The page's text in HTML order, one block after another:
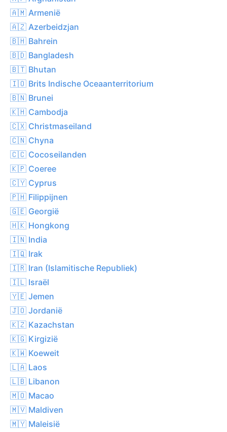
🇦🇲 Armenië
🇦🇿 Azerbeidzjan
🇧🇭 Bahrein
🇧🇩 Bangladesh
🇧🇹 Bhutan
🇮🇴 Brits Indische Oceaanterritorium
🇧🇳 Brunei
🇰🇭 Cambodja
🇨🇽 Christmaseiland
🇨🇳 Chyna
🇨🇨 Cocoseilanden
🇰🇵 Coeree
🇨🇾 Cyprus
🇵🇭 Filippijnen
🇬🇪 Georgië
🇭🇰 Hongkong
🇮🇳 India
🇮🇶 Irak
🇮🇷 Iran (Islamitische Republiek)
🇮🇱 Israël
🇾🇪 Jemen
🇯🇴 Jordanië
🇰🇿 Kazachstan
🇰🇬 Kirgizië
🇰🇼 Koeweit
🇱🇦 Laos
🇱🇧 Libanon
🇲🇴 Macao
🇲🇻 Maldiven
🇲🇾 Maleisië